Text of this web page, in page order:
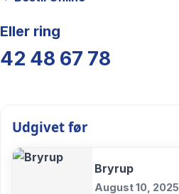
Eller ring
42 48 67 78
Udgivet før
Bryrup
August 10, 2025